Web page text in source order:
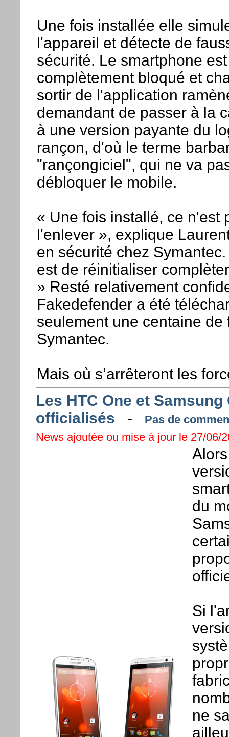
Une fois installée elle
l'appareil et détecte de
sécurité. Le smartphone
complètement bloqué et
sortir de l'application
demandant de passer à la
à une version payante du
rançon, d'où le terme
"rançongiciel", qui ne va
débloquer le mobile.
« Une fois installé, ce n'est
l'enlever », explique
en sécurité chez
est de réinitialiser
» Resté relativement
Fakedefender a été
seulement une centaine de
Symantec.
Mais où s’arrêteront les
Les HTC One et
officialisés -
Pas de
News ajoutée ou mise à jour le 27/06/
du
Si
ne